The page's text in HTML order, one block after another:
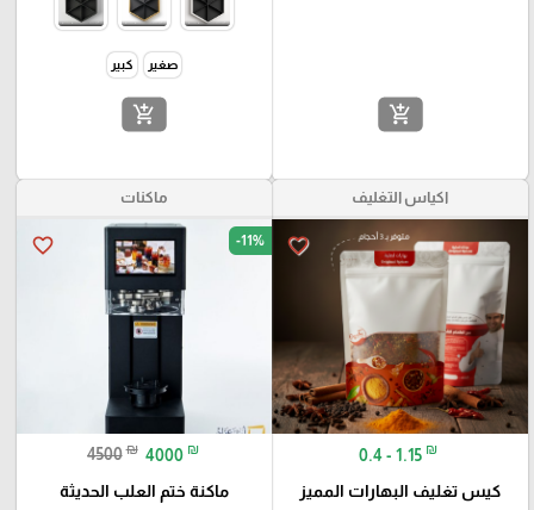
add_shopping_cart
صغير كبير
add_shopping_cart
اكياس التغليف
favorite_border
0.4 - 1.15 ₪
كيس تغليف البهارات المميز
ماكنات
favorite_border -11%
4500 ₪ 4000 ₪
ماكنة ختم العلب الحديثة